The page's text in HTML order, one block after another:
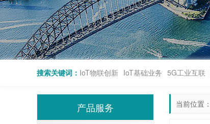
搜索关键词： IoT物联创新 IoT基础业务 5G工业互联
当前位置：
产品服务